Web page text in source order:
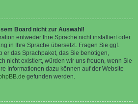
Board nicht zur Auswahl!
entweder Ihre Sprache nicht installiert oder
in Ihre Sprache übersetzt. Fragen Sie ggf.
er das Sprachpaket, das Sie benötigen,
nicht existiert, würden wir uns freuen, wenn Sie
Informationen dazu können auf der Website
gefunden werden.